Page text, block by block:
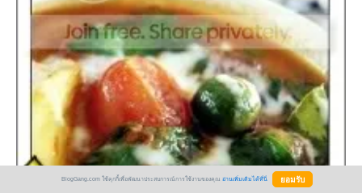
BlogGang.com ใช้คุกกี้เพื่อพัฒนาประสบการณ์การใช้งานของคุณ อ่านเพิ่มเติมได้ที่นี่